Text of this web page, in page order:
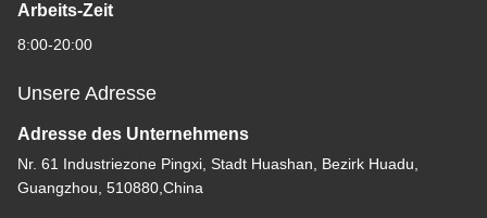
Arbeits-Zeit
8:00-20:00
Unsere Adresse
Adresse des Unternehmens
Nr. 61 Industriezone Pingxi, Stadt Huashan, Bezirk Huadu,
Guangzhou, 510880,China